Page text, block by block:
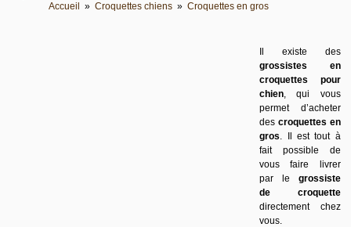
Accueil » Croquettes chiens » Croquettes en gros
Il existe des
grossistes en
croquettes pour
chien, qui vous
permet d’acheter
des croquettes en
gros. Il est tout à
fait possible de
vous faire livrer
par le grossiste
de croquette
directement chez
vous.